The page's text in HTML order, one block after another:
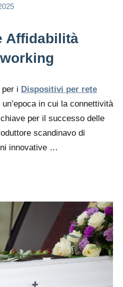
Affidabilità
i Dispositivi per rete
in cui la connettività
per il successo delle
scandinavo di
innovative …